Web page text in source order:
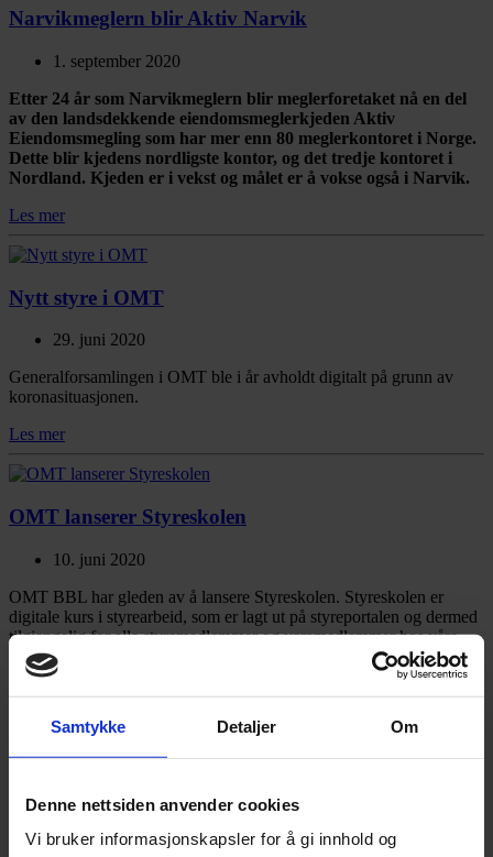
Samtykke Detaljer Om
Denne nettsiden anvender cookies
Vi bruker informasjonskapsler for å gi innhold og
Narvikmeglern blir Aktiv Narvik
1. september 2020
Etter 24 år som Narvikmeglern blir meglerforetaket nå en del
av den landsdekkende eiendomsmeglerkjeden Aktiv
Eiendomsmegling som har mer enn 80 meglerkontoret i Norge.
Dette blir kjedens nordligste kontor, og det tredje kontoret i
Nordland. Kjeden er i vekst og målet er å vokse også i Narvik.
Les mer
Nytt styre i OMT
29. juni 2020
Generalforsamlingen i OMT ble i år avholdt digitalt på grunn av
koronasituasjonen.
Les mer
OMT lanserer Styreskolen
10. juni 2020
OMT BBL har gleden av å lansere Styreskolen. Styreskolen er
digitale kurs i styrearbeid, som er lagt ut på styreportalen og dermed
tilgjengelig for alle styremedlemmer og varamedlemmer hos våre
kunder.
Les mer